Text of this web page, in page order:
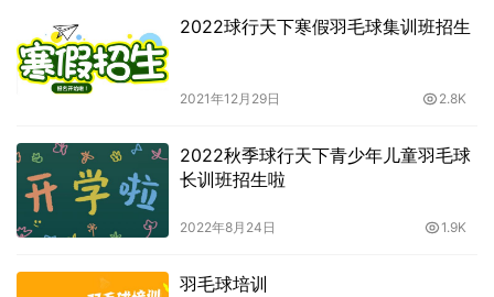
2022球行天下寒假羽毛球集训班招生
2021年12月29日 2.8K
2022秋季球行天下青少年儿童羽毛球
长训班招生啦
2022年8月24日 1.9K
羽毛球培训